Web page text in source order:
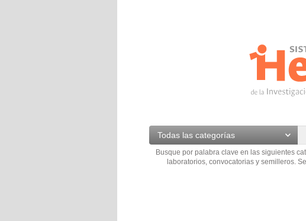
Todas las categorías
Busque por palabra clave en las siguientes
laboratorios, convocatorias y semilleros.